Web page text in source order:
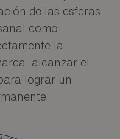
de las esferas
como
la
alcanzar el
lograr un